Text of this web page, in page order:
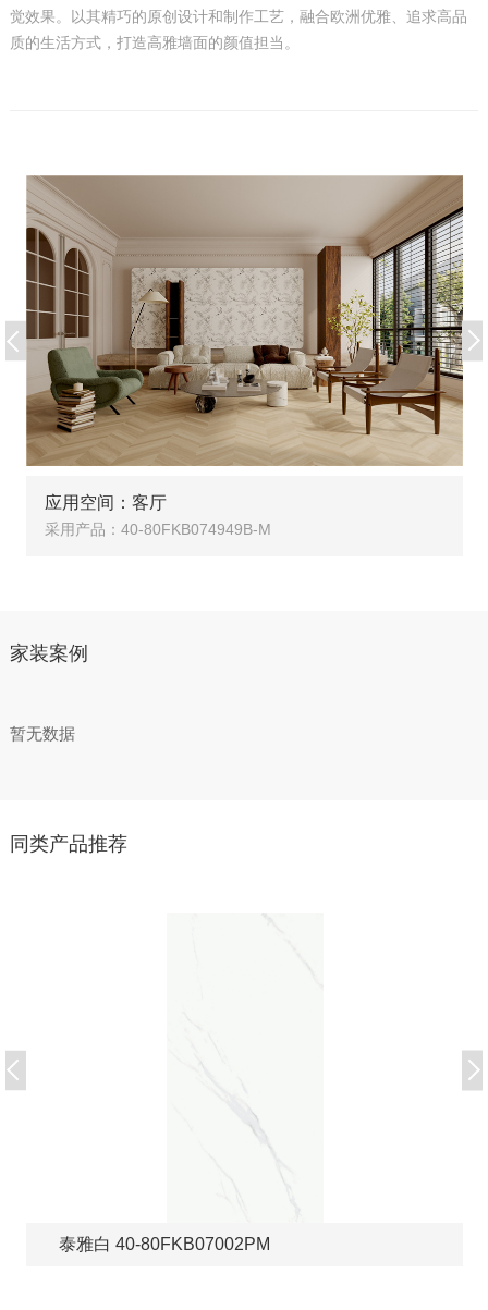
觉效果。以其精巧的原创设计和制作工艺，融合欧洲优雅、追求高品
质的生活方式，打造高雅墙面的颜值担当。
应用空间：客厅
采用产品：40-80FKB074949B-M
家装案例
暂无数据
同类产品推荐
泰雅白 40-80FKB07002PM